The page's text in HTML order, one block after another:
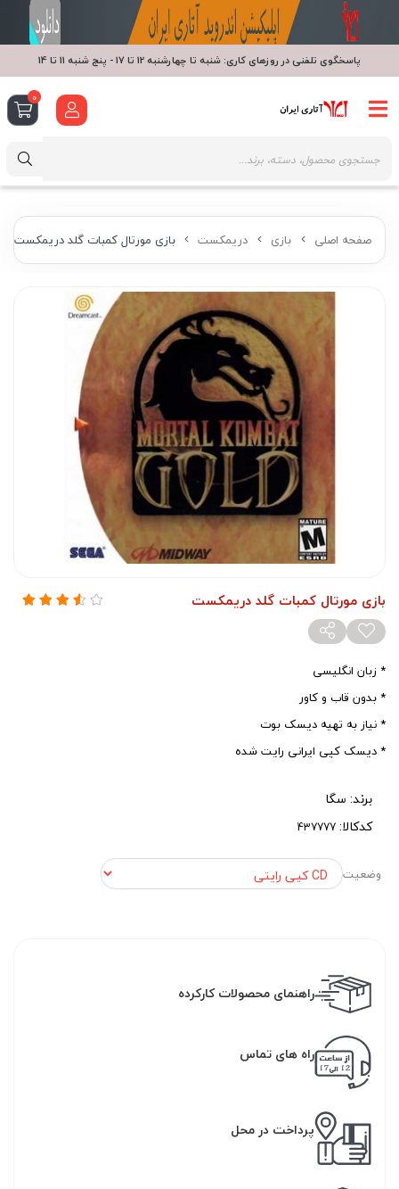
صفحه اصلی بازی دریمکست بازی مورتال کمبات گلد دریمکست
بازی مورتال کمبات گلد دریمکست
* زبان انگلیسی
* بدون قاب و کاور
* نیاز به تهیه دیسک بوت
* دیسک کپی ایرانی رایت شده
برند: سگا
کدکالا:
وضعیت
راهنمای محصولات کارکرده
راه های تماس
پرداخت در محل
پاسخگوی تلفنی در روزهای کاری: شنبه تا چهارشنبه 12 تا 17 - پنج شنبه 11 تا 14
0